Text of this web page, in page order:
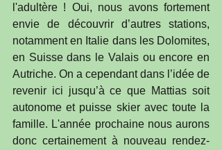
l'adultère ! Oui, nous avons fortement
envie de découvrir d’autres stations,
notamment en Italie dans les Dolomites,
en Suisse dans le Valais ou encore en
Autriche. On a cependant dans l’idée de
revenir ici jusqu’à ce que Mattias soit
autonome et puisse skier avec toute la
famille. L'année prochaine nous aurons
donc certainement à nouveau rendez-